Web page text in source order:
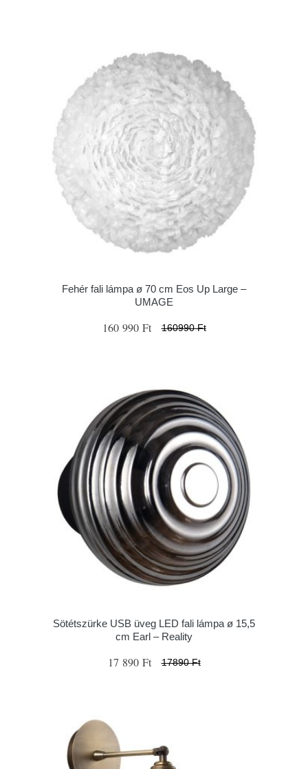
Fehér fali lámpa ø 70 cm Eos Up Large –
UMAGE
160 990 Ft 160990 Ft
Sötétszürke USB üveg LED fali lámpa ø 15,5
cm Earl – Reality
17 890 Ft 17890 Ft